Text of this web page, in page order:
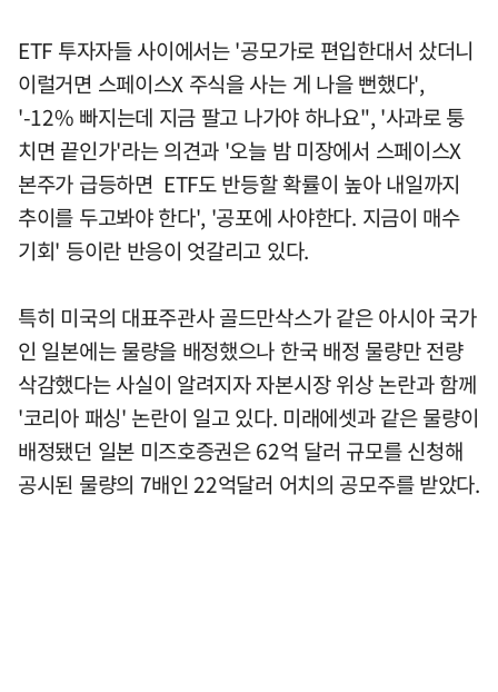
ETF 투자자들 사이에서는 '공모가로 편입한대서 샀더니
이럴거면 스페이스X 주식을 사는 게 나을 뻔했다',
'-12% 빠지는데 지금 팔고 나가야 하나요", '사과로 퉁
치면 끝인가'라는 의견과 '오늘 밤 미장에서 스페이스X
본주가 급등하면 ETF도 반등할 확률이 높아 내일까지
추이를 두고봐야 한다', '공포에 사야한다. 지금이 매수
기회' 등이란 반응이 엇갈리고 있다.
특히 미국의 대표주관사 골드만삭스가 같은 아시아 국가
인 일본에는 물량을 배정했으나 한국 배정 물량만 전량
삭감했다는 사실이 알려지자 자본시장 위상 논란과 함께
'코리아 패싱' 논란이 일고 있다. 미래에셋과 같은 물량이
배정됐던 일본 미즈호증권은 62억 달러 규모를 신청해
공시된 물량의 7배인 22억달러 어치의 공모주를 받았다.